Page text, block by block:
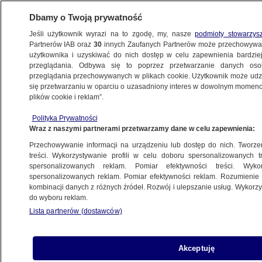
BIZNES
PIENIĄDZE
pomocy dla frankowiczów: ustawa
spreadowa to pierwszy krok
18.01.2017, 10:46
Udostępnij
Dbamy o Twoją prywatność
Jeśli użytkownik wyrazi na to zgodę, my, naszepodmioty
Partnerów IAB oraz30 innych Zaufanych Partnerów może
użytkownika i uzyskiwać do nich dostęp w celu zapewnienia
przeglądania. Odbywa się to poprzez przetwarzanie danych
przeglądania przechowywanych w plikach cookie. Użytkownik może
się przetwarzaniu w oparciu o uzasadniony interes w dowolnym
plików cookie i reklam”.
Polityka Prywatności
Wraz z naszymi partnerami przetwarzamy dane w celu zapewnienia:
Przechowywanie informacji na urządzeniu lub dostęp do nich.
treści. Wykorzystywanie profili w celu doboru spersonalizowanych
spersonalizowanych reklam. Pomiar efektywności treści.
spersonalizowanych reklam. Pomiar efektywności reklam.
kombinacji danych z różnych źródeł. Rozwój i ulepszanie usług.
do wyboru reklam.
Lista partnerów (dostawców)
Akceptuję